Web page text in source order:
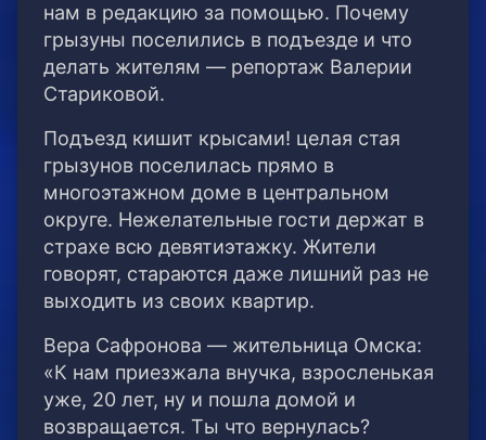
нам в редакцию за помощью. Почему
грызуны поселились в подъезде и что
делать жителям — репортаж Валерии
Стариковой.
Подъезд кишит крысами! целая стая
грызунов поселилась прямо в
многоэтажном доме в центральном
округе. Нежелательные гости держат в
страхе всю девятиэтажку. Жители
говорят, стараются даже лишний раз не
выходить из своих квартир.
Вера Сафронова — жительница Омска:
«К нам приезжала внучка, взросленькая
уже, 20 лет, ну и пошла домой и
возвращается. Ты что вернулась?